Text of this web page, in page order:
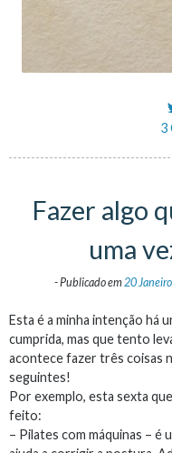
3
Fazer algo
uma
-Publicado em 20
Esta é a minha intenção há
cumprida, mas que tento
acontece fazer três coisas
seguintes!
Por exemplo, esta sexta
feito:
– Pilates com máquinas – é